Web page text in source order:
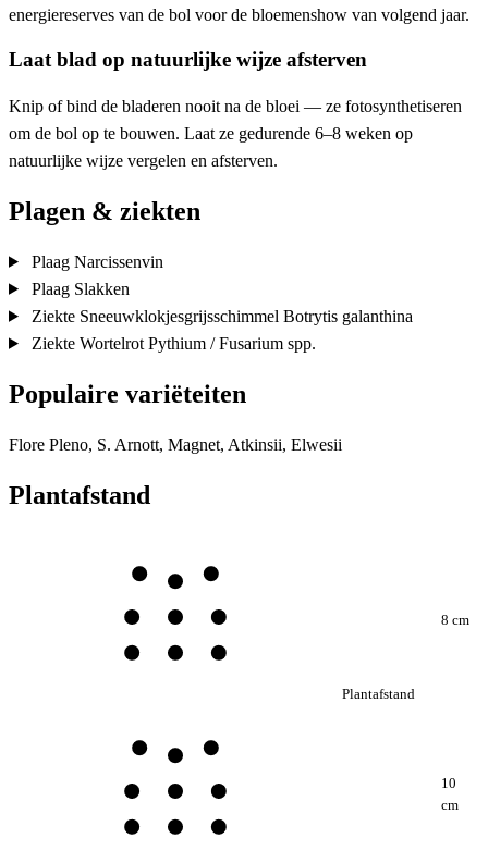
energiereserves van de bol voor de bloemenshow van volgend jaar.
Laat blad op natuurlijke wijze afsterven
Knip of bind de bladeren nooit na de bloei — ze fotosynthetiseren
om de bol op te bouwen. Laat ze gedurende 6–8 weken op
natuurlijke wijze vergelen en afsterven.
Plagen & ziekten
Plaag Narcissenvin
Plaag Slakken
Ziekte Sneeuwklokjesgrijsschimmel Botrytis galanthina
Ziekte Wortelrot Pythium / Fusarium spp.
Populaire variëteiten
Flore Pleno, S. Arnott, Magnet, Atkinsii, Elwesii
Plantafstand
Plantafstand
8 cm
10
cm